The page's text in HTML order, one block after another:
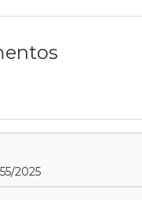
2025